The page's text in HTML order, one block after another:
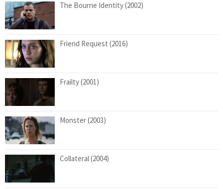
The Bourne Identity (2002)
Friend Request (2016)
Frailty (2001)
Monster (2003)
Collateral (2004)